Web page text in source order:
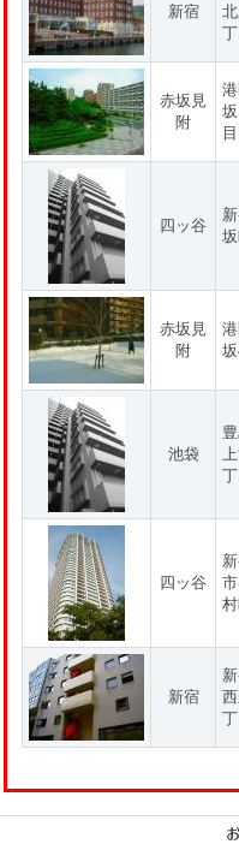
新宿
赤坂見
附
目
四ッ谷
赤坂見
附
池袋
四ッ谷
新宿